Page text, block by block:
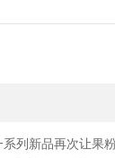
列新品再次让果